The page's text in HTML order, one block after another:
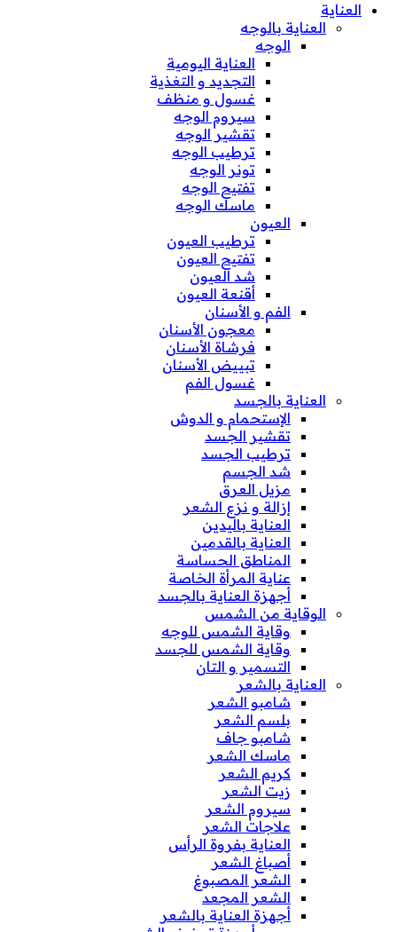
العناية
العناية بالوجه
الوجه
العناية اليومية
التجديد و التغذية
غسول و منظف
سيروم الوجه
تقشير الوجه
ترطيب الوجه
تونر الوجه
تفتيح الوجه
ماسك الوجه
العيون
ترطيب العيون
تفتيح العيون
شد العيون
أقنعة العيون
الفم و الأسنان
معجون الأسنان
فرشاة الأسنان
تبييض الأسنان
غسول الفم
العناية بالجسد
الإستحمام و الدوش
تقشير الجسد
ترطيب الجسد
شد الجسم
مزيل العرق
إزالة و نزع الشعر
العناية باليدين
العناية بالقدمين
المناطق الحساسة
عناية المرأة الخاصة
أجهزة العناية بالجسد
الوقاية من الشمس
وقاية الشمس للوجه
وقاية الشمس للجسد
التسمير و التان
العناية بالشعر
شامبو الشعر
بلسم الشعر
شامبو جاف
ماسك الشعر
كريم الشعر
زيت الشعر
سيروم الشعر
علاجات الشعر
العناية بفروة الرأس
أصباغ الشعر
الشعر المصبوغ
الشعر المجعد
أجهزة العناية بالشعر